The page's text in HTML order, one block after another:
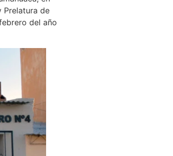
Prelatura de
del año